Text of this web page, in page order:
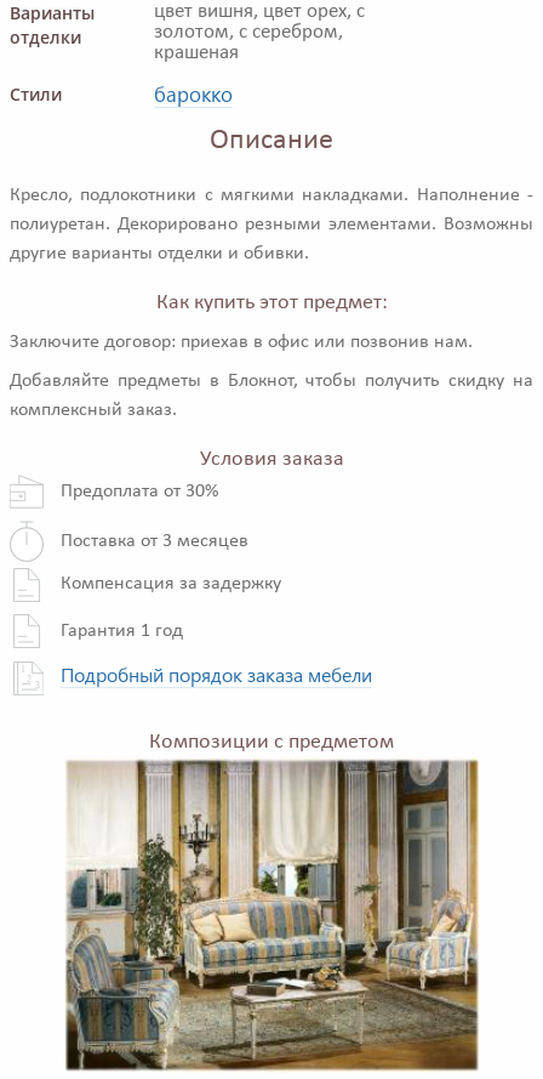
Варианты
отделки
цвет вишня, цвет орех, с
золотом, с серебром,
крашеная
Стили барокко
Описание
Кресло, подлокотники с мягкими накладками. Наполнение -
полиуретан. Декорировано резными элементами. Возможны
другие варианты отделки и обивки.
Как купить этот предмет:
Заключите договор: приехав в офис или позвонив нам.
Добавляйте предметы в Блокнот, чтобы получить скидку на
комплексный заказ.
Условия заказа
Предоплата от 30%
Поставка от 3 месяцев
Компенсация за задержку
Гарантия 1 год
Подробный порядок заказа мебели
Композиции с предметом